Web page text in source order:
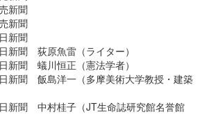
新聞
新聞
新聞
聞 荻原魚雷（ライター）
聞 蟻川恒正（憲法学者）
新聞 飯島洋一（多摩美術大学教授・建築
新聞 中村桂子（JT生命誌研究館名誉館